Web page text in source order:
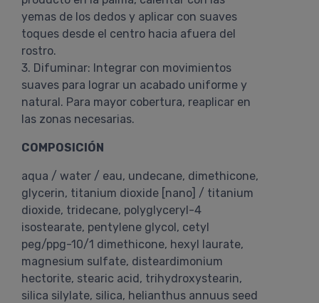
yemas de los dedos y aplicar con suaves
toques desde el centro hacia afuera del
rostro.
3. Difuminar: Integrar con movimientos
suaves para lograr un acabado uniforme y
natural. Para mayor cobertura, reaplicar en
las zonas necesarias.
COMPOSICIÓN
aqua / water / eau, undecane, dimethicone,
glycerin, titanium dioxide [nano] / titanium
dioxide, tridecane, polyglyceryl-4
isostearate, pentylene glycol, cetyl
peg/ppg-10/1 dimethicone, hexyl laurate,
magnesium sulfate, disteardimonium
hectorite, stearic acid, trihydroxystearin,
silica silylate, silica, helianthus annuus seed